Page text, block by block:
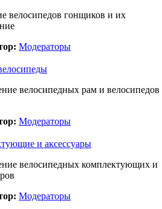
велосипедов гонщиков и их
Модераторы
велосипедных рам и велосипедов
Модераторы
и аксессуары
велосипедных комплектующих и
Модераторы